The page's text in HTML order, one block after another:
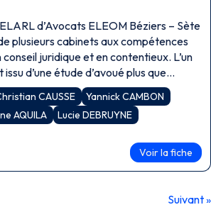
d’Avocats ELEOM Béziers – Sète
plusieurs cabinets aux compétences
juridique et en contentieux. L’un
d’une étude d’avoué plus que
CAUSSE
Yannick CAMBON
AQUILA
Lucie DEBRUYNE
Voir la fiche
Suivant »